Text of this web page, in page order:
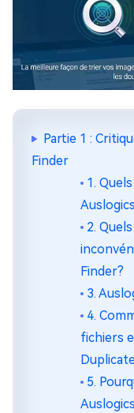
Partie 1 :
Finder
1.
2.
Finder?
3.
4.
fichiers
5.